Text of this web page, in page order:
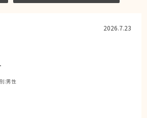
:男性
2026.7.23